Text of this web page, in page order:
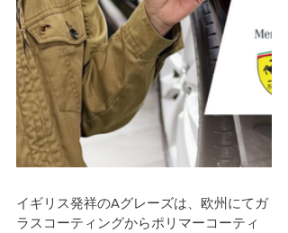
イギリス発祥のAグレーズは、欧州にてガ
ラスコーティングからポリマーコーティ